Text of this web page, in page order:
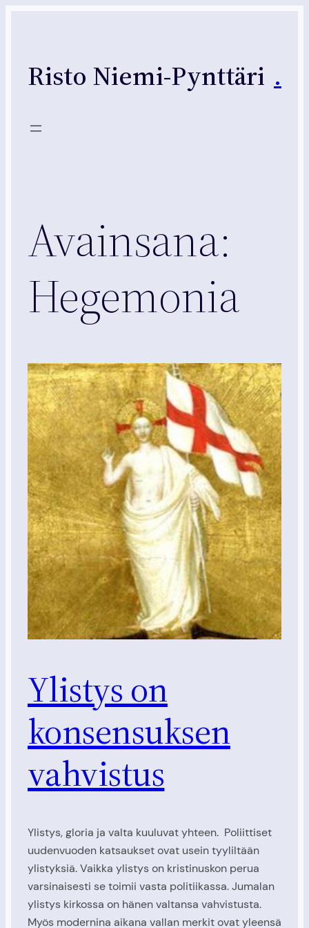
Risto Niemi-Pynttäri .
Avainsana:
Hegemonia
Ylistys on
konsensuksen
vahvistus
Ylistys, gloria ja valta kuuluvat yhteen. Poliittiset
uudenvuoden katsaukset ovat usein tyyliltään
ylistyksiä. Vaikka ylistys on kristinuskon perua
varsinaisesti se toimii vasta politiikassa. Jumalan
ylistys kirkossa on hänen valtansa vahvistusta.
Myös modernina aikana vallan merkit ovat yleensä